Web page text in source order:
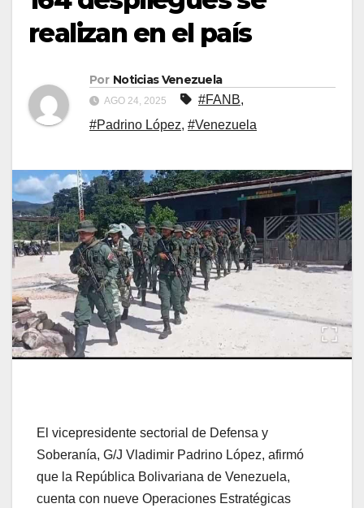
realizan en el país
Por Noticias Venezuela
AGO 24, 2025 #FANB,
#Padrino López, #Venezuela
El vicepresidente sectorial de Defensa y
Soberanía, G/J Vladimir Padrino López, afirmó
que la República Bolivariana de Venezuela,
cuenta con nueve Operaciones Estratégicas